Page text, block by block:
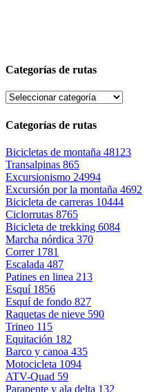
Categorías de rutas
Categorías de rutas
Bicicletas de montaña 48123
Transalpinas 865
Excursionismo 24994
Excursión por la montaña 4692
Bicicleta de carreras 10444
Ciclorrutas 8765
Bicicleta de trekking 6084
Marcha nórdica 370
Correr 1781
Escalada 487
Patines en linea 213
Esquí 1856
Esquí de fondo 827
Raquetas de nieve 590
Trineo 115
Equitación 182
Barco y canoa 435
Motocicleta 1094
ATV-Quad 59
Parapente y ala delta 132